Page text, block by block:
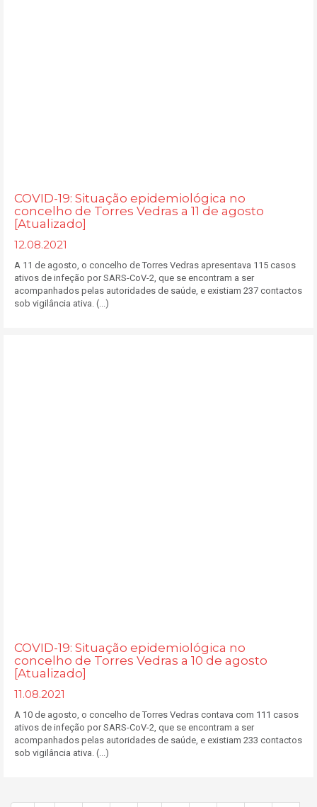
COVID-19: Situação epidemiológica no
concelho de Torres Vedras a 11 de agosto
[Atualizado]
12.08.2021
A 11 de agosto, o concelho de Torres Vedras apresentava 115 casos
ativos de infeção por SARS-CoV-2, que se encontram a ser
acompanhados pelas autoridades de saúde, e existiam 237 contactos
sob vigilância ativa. (...)
COVID-19: Situação epidemiológica no
concelho de Torres Vedras a 10 de agosto
[Atualizado]
11.08.2021
A 10 de agosto, o concelho de Torres Vedras contava com 111 casos
ativos de infeção por SARS-CoV-2, que se encontram a ser
acompanhados pelas autoridades de saúde, e existiam 233 contactos
sob vigilância ativa. (...)